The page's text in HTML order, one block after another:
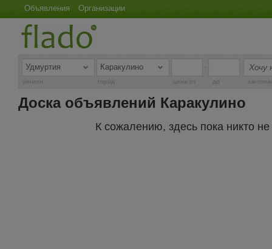
Объявления Организации
-
регион город цена от до
Доска объявлений Каракулино
К сожалению, здесь пока никто